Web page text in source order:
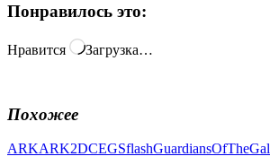
Понравилось это:
Нравится Загрузка…
Похожее
ARKARK2DCEGSflash